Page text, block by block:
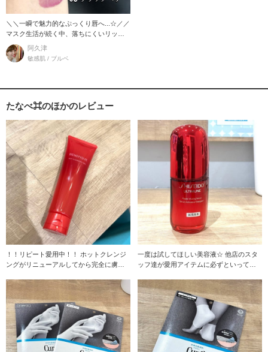
＼＼一瞬で魅力的なぷっくり唇へ...☆／／
マスク生活が続く中、落ちにくいリップ
を探す
阿久津
敏感肌 / ブルベ
たなべ⌘のほかのレビュー
！！リピート愛用中！！ ホットクレンジ
ングがリニューアルしてから完全に虜で
一度は試してほしい美容液☆ 他店のスタ
ッフ達が愛用アイテムに必ずといってい